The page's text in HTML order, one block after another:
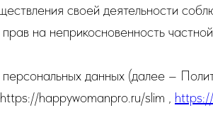
своей деятельности
на неприкосновенность
данных (далее –
happywomanpro.ru/slim ,